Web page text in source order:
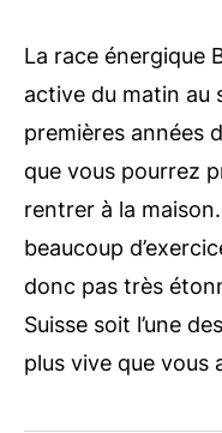
La race énergique
active du matin au
premières années
que vous pourrez
rentrer à la
beaucoup
donc pas très
Suisse soit l’une
plus vive que vous